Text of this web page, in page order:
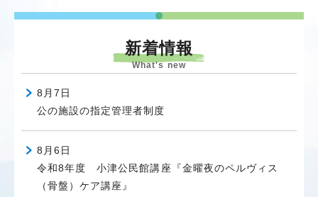
新着情報
What's new
8月7日
公の施設の指定管理者制度
8月6日
令和8年度 小津公民館講座『金曜夜のペルヴィス
（骨盤）ケア講座』